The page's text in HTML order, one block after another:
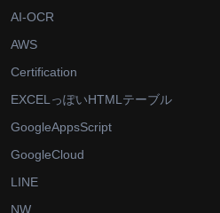
AI-OCR
AWS
Certification
EXCELっぽいHTMLテーブル
GoogleAppsScript
GoogleCloud
LINE
NW